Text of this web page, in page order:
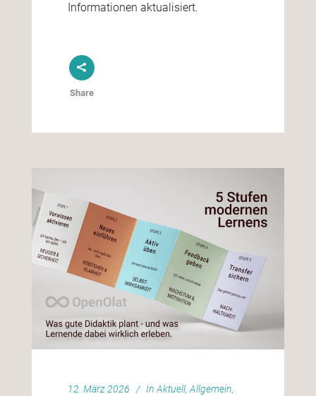
Informationen aktualisiert.
Share
12. März 2026 In Aktuell,Allgemein,